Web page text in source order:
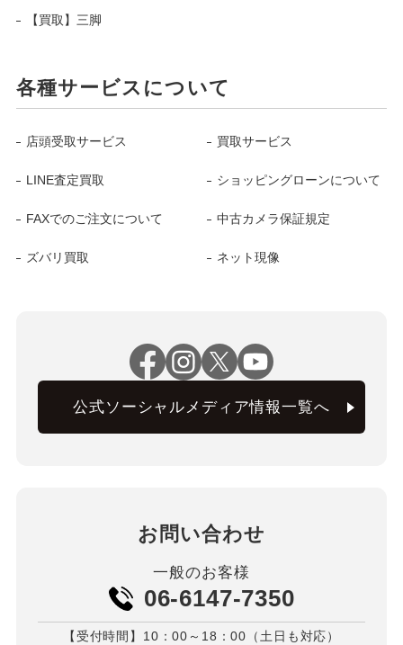
【買取】三脚
各種サービスについて
店頭受取サービス 買取サービス
LINE査定買取 ショッピングローンについて
FAXでのご注文について 中古カメラ保証規定
ズバリ買取 ネット現像
公式ソーシャルメディア情報一覧へ
お問い合わせ
一般のお客様
06-6147-7350
【受付時間】10：00～18：00（土日も対応）